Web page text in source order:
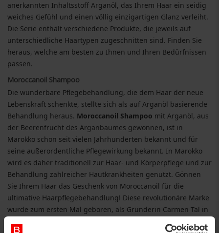
anerkannten Inhaltsstoff Arganöl, das Ihrem Haar ein seidig
weiches Gefühl und einen völlig einzigartigen Glanz verleiht.
Die Serie enthält verschiedene Produkte, die jeweils auf
unterschiedliche Haartypen zugeschnitten sind. Finden Sie
heraus, welche am besten zu Ihnen und Ihren Bedürfnissen
passen.
Moroccanoil Shampoo
Die wunderbare Pflegebehandlung, die dem Haar der neue
Lebenskraft schenkte, stellte sich als auf Arganöl basierende
Behandlung heraus. Moroccanoil Shampoo mit Arganöl, aus
der Beerenfrucht des Arganbaumes gewonnen, ist in
Marokko schon seit vielen Jahrhunderten bekannt und für
seine außerordentliche Pflegewirkung bekannt. In Marokko
wird es daher traditionell zur Haar- und Körperpflege und zur
Behandlung zahlreicher Hautkrankheiten genutzt. Gönnen
Sie Ihrem Haar das Geschenk von Moroccanoil für die
ultimative Haarpflegebehandlung! Diese revolutionäre Marke
wurde zum ersten Mal geboren, als Gründerin Carmen Tal in